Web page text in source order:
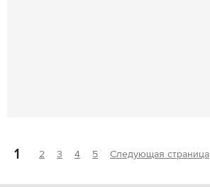
1 2 3 4 5 Следующая страница